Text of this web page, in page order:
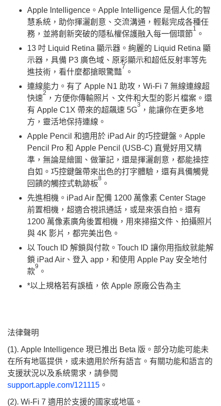
Apple Intelligence。Apple Intelligence 是個人化的智
慧系統，助你揮灑創意、交流溝通，輕鬆完成各種任
務，並將創新突破的隱私權保護融入每一個環節
1
。
13 吋 Liquid Retina 顯示器。絢麗的 Liquid Retina 顯
示器，具備 P3 廣色域、原彩顯示和超低反射率等先
進技術，看什麼都搶眼驚豔
7
。
連線能力。有了 Apple N1 助攻，Wi-Fi 7 無線連線超
快速
2
，方便你傳輸照片、文件和大型的影片檔案。還
有 Apple C1X 帶來的超飆速 5G
3
，能讓你在更多地
方，靈活地保持連線。
Apple Pencil 和適用於 iPad Air 的巧控鍵盤。Apple
Pencil Pro 和 Apple Pencil (USB-C) 直覺好用又精
準，無論是繪圖、做筆記，還是揮灑創意，都能操控
自如。巧控鍵盤帶來出色的打字體驗，還有具備觸覺
回饋的觸控式軌跡板
8
。
先進相機。iPad Air 配備 1200 萬像素 Center Stage
前置相機，超適合視訊通話，或是來張自拍。還有
1200 萬像素廣角後置相機，用來掃描文件、拍攝照片
與 4K 影片，都完美出色。
以 Touch ID 解鎖與付款。Touch ID 讓你用指紋就能解
鎖 iPad Air、登入 app，和使用 Apple Pay 安全地付
款
9
。
*以上規格若有誤植，依 Apple 原廠公告為主
法律聲明
(1). Apple Intelligence 現已推出 Beta 版。部分功能可能未
在所有地區提供，或未適用於所有語言。有關功能和語言的
支援狀況以及系統需求，請參閱
support.apple.com/121115 。
(2). Wi‑Fi 7 適用於支援的國家或地區。